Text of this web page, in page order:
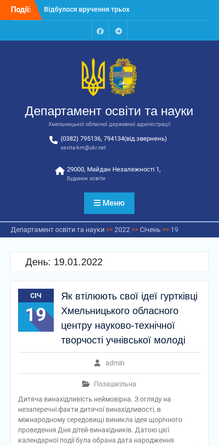
Перейти
Події:
автобусів для потреб
Відбулося засідання
державної адміністрації
Відбулась обласна
відповідальних за
національно-патріотичне
виховання
FacebookTalegram
Департамент освіти та науки
Хмельницької обласної державної адміністрації
(0382) 795136, 794134(від.звернень)
osvita-km@ukr.net
29000, Майдан Незалежності 1,
Будинок освіти
Меню
Департамент освіти та науки >>2022 >>Січень >> 19
День: 19.01.2022
СІЧ
19
Як втілюють свої ідеї гуртківці
Хмельницького обласного
центру науково-технічної
творчості учнівської молоді
admin
Позашкільна
Дитяча винахідливість неймовірна. З огляду на
незаперечні факти дитячої винахідливості, в
міжнародному середовищі виникла ідея щорічного
проведення Дня дітей-винахідників. Датою цієї
календарної події була обрана дата народження